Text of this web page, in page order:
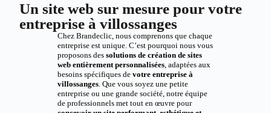
Un site web sur mesure pour votre
entreprise à villossanges
Chez Brandeclic, nous comprenons que chaque
entreprise est unique. C’est pourquoi nous vous
proposons des solutions de création de sites
web entièrement personnalisées, adaptées aux
besoins spécifiques de votre entreprise à
villossanges. Que vous soyez une petite
entreprise ou une grande société, notre équipe
de professionnels met tout en œuvre pour